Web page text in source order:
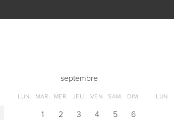
septembre
LUN. MAR. MER. JEU. VEN. SAM. DIM.
1 2 3 4 5
6
LUN.